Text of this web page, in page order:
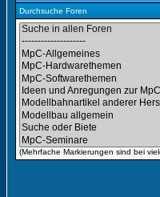
Durchsuche Foren
(Mehrfache Markierungen sind bei